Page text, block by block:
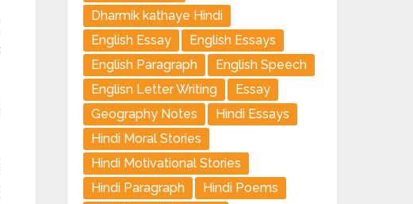
Dharmik kathaye Hindi
English Essay
English Essays
English Paragraph
English Speech
Englisn Letter Writing
Essay
Geography Notes
Hindi Essays
Hindi Moral Stories
Hindi Motivational Stories
Hindi Paragraph
Hindi Poems